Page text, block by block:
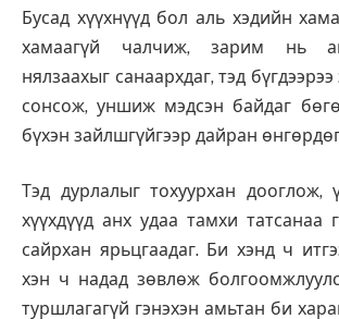
Бусад хүүхнүүд бол аль хэдийн
хамаагүй чалчиж, зарим нь
нялзаахыг санаархдаг, тэд
сонсож, уншиж мэдсэн байдаг
бүхэн зайлшгүйгээр дайран
Тэд дурлалыг тохуурхан дооглож,
хүүхдүүд анх удаа тамхи татсанаа
сайрхан ярьцгаадаг. Би хэнд ч
хэн ч надад зөвлөж
туршлагагүй гэнэхэн амьтан би